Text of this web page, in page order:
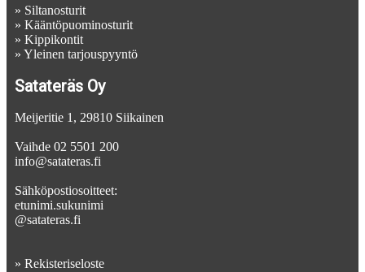
» Siltanosturit
» Kääntöpuominosturit
» Kippikontit
» Yleinen tarjouspyyntö
Satateräs Oy
Meijeritie 1, 29810 Siikainen
Vaihde 02 5501 200
info@satateras.fi
Sähköpostiosoitteet:
etunimi.sukunimi
@satateras.fi
» Rekisteriseloste